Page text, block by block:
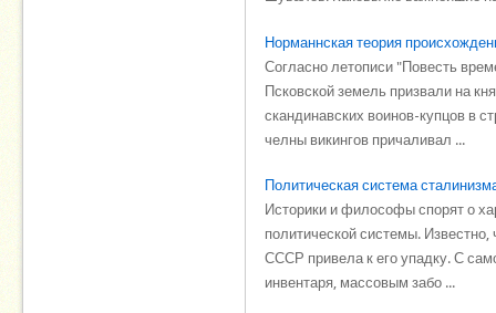
Норманнская теория
Согласно летописи "Повесть
Псковской земель призвали на
скандинавских воинов-купцов в
челны викингов причаливал ...
Политическая система
Историки и философы спорят о
политической системы. Известно,
СССР привела к его упадку. С
инвентаря, массовым забо ...